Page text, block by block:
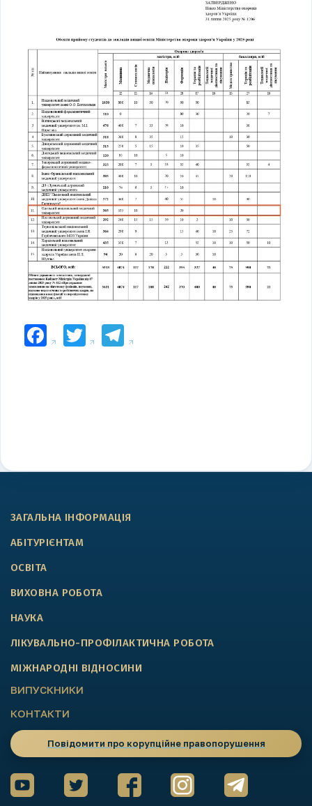
Facebook
TwitterTelegram
ЗАГАЛЬНА ІНФОРМАЦІЯ
АБІТУРІЄНТАМ
ОСВІТА
ВИХОВНА РОБОТА
НАУКА
ЛІКУВАЛЬНО-ПРОФІЛАКТИЧНА РОБОТА
МІЖНАРОДНІ ВІДНОСИНИ
ВИПУСКНИКИ
КОНТАКТИ
Повідомити про корупційне правопорушення